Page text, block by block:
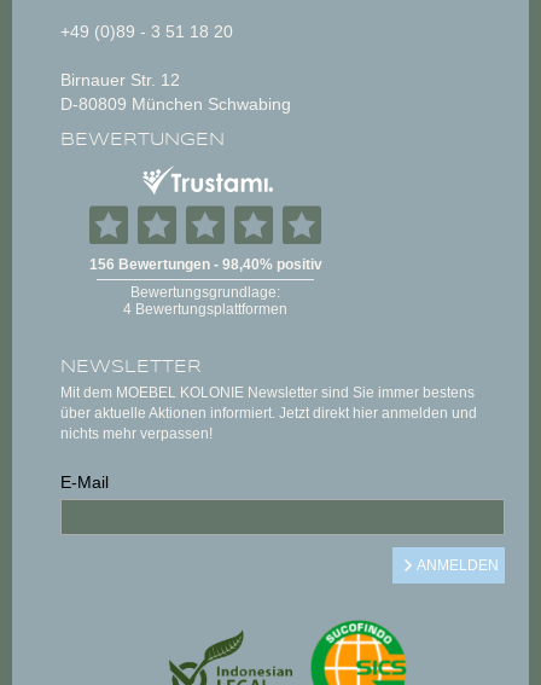
+49 (0)89 - 3 51 18 20
Birnauer Str. 12
D-80809 München Schwabing
BEWERTUNGEN
NEWSLETTER
Mit dem MOEBEL KOLONIE Newsletter sind Sie immer bestens
über aktuelle Aktionen informiert. Jetzt direkt hier anmelden und
nichts mehr verpassen!
E-Mail